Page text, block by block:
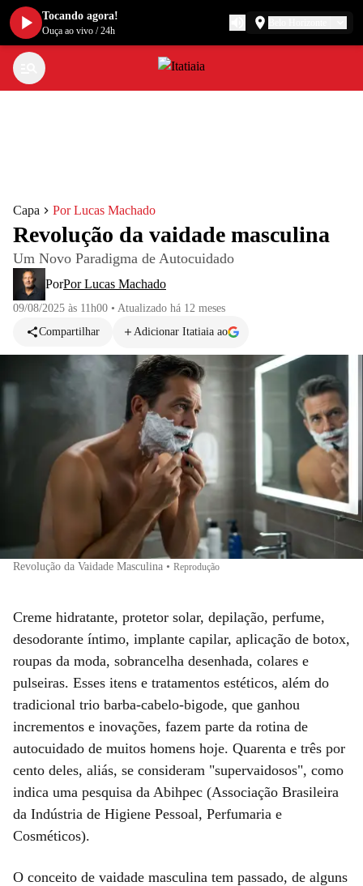
Capa Por Lucas Machado
Revolução da vaidade masculina
Um Novo Paradigma de Autocuidado
PorPor Lucas Machado
09/08/2025 às 11h00 • Atualizado há 12 meses
Compartilhar
Adicionar Itatiaia ao
Revolução da Vaidade Masculina • Reprodução
Creme hidratante, protetor solar, depilação, perfume,
desodorante íntimo, implante capilar, aplicação de botox,
roupas da moda, sobrancelha desenhada, colares e
pulseiras. Esses itens e tratamentos estéticos, além do
tradicional trio barba-cabelo-bigode, que ganhou
incrementos e inovações, fazem parte da rotina de
autocuidado de muitos homens hoje. Quarenta e três por
cento deles, aliás, se consideram "supervaidosos", como
indica uma pesquisa da Abihpec (Associação Brasileira
da Indústria de Higiene Pessoal, Perfumaria e
Cosméticos).
O conceito de vaidade masculina tem passado, de alguns
Tocando agora!
Ouça ao vivo /24h